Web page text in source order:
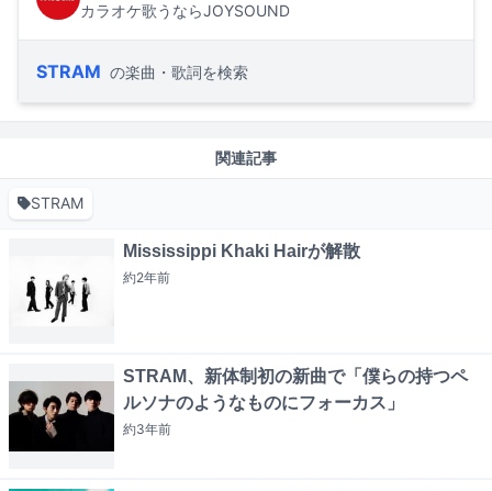
カラオケ歌うならJOYSOUND
STRAM の楽曲・歌詞を検索
関連記事
STRAM
Mississippi Khaki Hairが解散
約2年前
STRAM、新体制初の新曲で「僕らの持つペ
ルソナのようなものにフォーカス」
約3年前